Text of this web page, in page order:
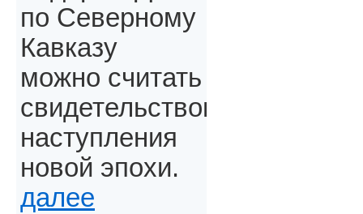
по Северному
Кавказу
можно считать
свидетельством
наступления
новой эпохи.
далее